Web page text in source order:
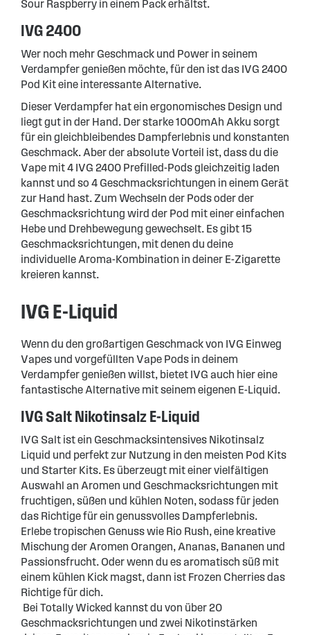
Sour Raspberry in einem Pack erhältst.
IVG 2400
Wer noch mehr Geschmack und Power in seinem
Verdampfer genießen möchte, für den ist das IVG 2400
Pod Kit eine interessante Alternative.
Dieser Verdampfer hat ein ergonomisches Design und
liegt gut in der Hand. Der starke 1000mAh Akku sorgt
für ein gleichbleibendes Dampferlebnis und konstanten
Geschmack. Aber der absolute Vorteil ist, dass du die
Vape mit 4 IVG 2400 Prefilled-Pods gleichzeitig laden
kannst und so 4 Geschmacksrichtungen in einem Gerät
zur Hand hast. Zum Wechseln der Pods oder der
Geschmacksrichtung wird der Pod mit einer einfachen
Hebe und Drehbewegung gewechselt. Es gibt 15
Geschmacksrichtungen, mit denen du deine
individuelle Aroma-Kombination in deiner E-Zigarette
kreieren kannst.
IVG E-Liquid
Wenn du den großartigen Geschmack von IVG Einweg
Vapes und vorgefüllten Vape Pods in deinem
Verdampfer genießen willst, bietet IVG auch hier eine
fantastische Alternative mit seinem eigenen E-Liquid.
IVG Salt Nikotinsalz E-Liquid
IVG Salt ist ein Geschmacksintensives Nikotinsalz
Liquid und perfekt zur Nutzung in den meisten Pod Kits
und Starter Kits. Es überzeugt mit einer vielfältigen
Auswahl an Aromen und Geschmacksrichtungen mit
fruchtigen, süßen und kühlen Noten, sodass für jeden
das Richtige für ein genussvolles Dampferlebnis.
Erlebe tropischen Genuss wie Rio Rush, eine kreative
Mischung der Aromen Orangen, Ananas, Bananen und
Passionsfrucht. Oder wenn du es aromatisch süß mit
einem kühlen Kick magst, dann ist Frozen Cherries das
Richtige für dich.
Bei Totally Wicked kannst du von über 20
Geschmacksrichtungen und zwei Nikotinstärken